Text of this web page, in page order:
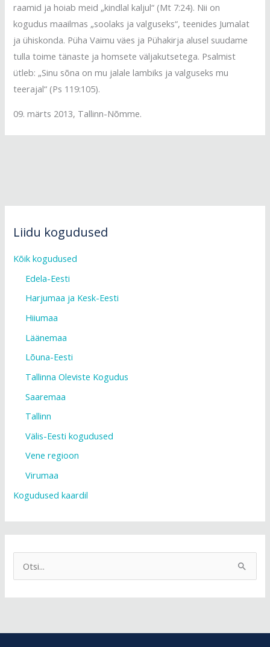
raamid ja hoiab meid „kindlal kaljul“ (Mt 7:24). Nii on
kogudus maailmas „soolaks ja valguseks“, teenides Jumalat
ja ühiskonda. Püha Vaimu väes ja Pühakirja alusel suudame
tulla toime tänaste ja homsete väljakutsetega. Psalmist
ütleb: „Sinu sõna on mu jalale lambiks ja valguseks mu
teerajal“ (Ps 119:105).
09. märts 2013, Tallinn-Nõmme.
Liidu kogudused
Kõik kogudused
Edela-Eesti
Harjumaa ja Kesk-Eesti
Hiiumaa
Läänemaa
Lõuna-Eesti
Tallinna Oleviste Kogudus
Saaremaa
Tallinn
Välis-Eesti kogudused
Vene regioon
Virumaa
Kogudused kaardil